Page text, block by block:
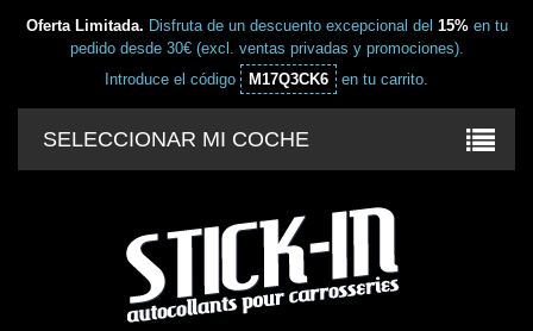
Oferta Limitada. Disfruta de un descuento excepcional del 15%en tu
pedido desde 30€ (excl. ventas privadas y promociones).
Introduce el código
M17Q3CK6 en tu carrito.
SELECCIONAR MI COCHE